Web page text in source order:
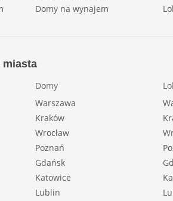
Domy na wynajem
miasta
Domy
Warszawa
Kraków
Wrocław
Poznań
Gdańsk
Katowice
Lublin